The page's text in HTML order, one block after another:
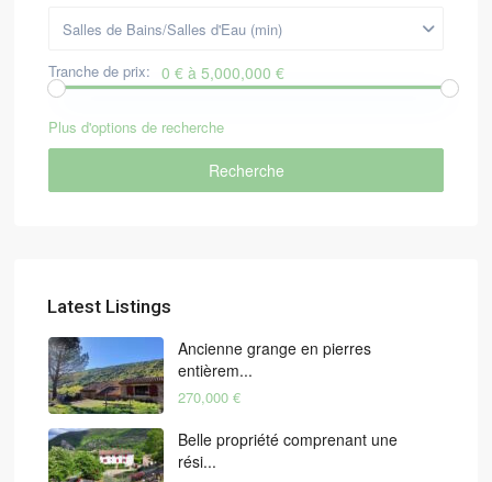
Salles de Bains/Salles d'Eau (min)
Tranche de prix: 0 € à 5,000,000 €
Plus d'options de recherche
Recherche
Latest Listings
Ancienne grange en pierres
entièrem...
270,000 €
Belle propriété comprenant une
rési...